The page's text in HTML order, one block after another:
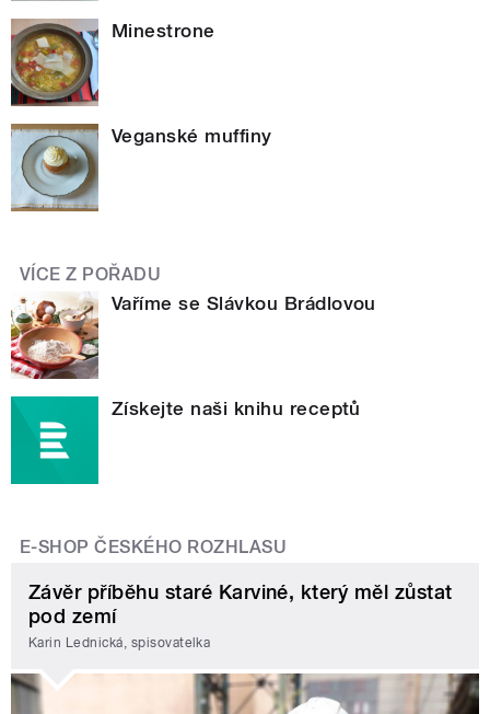
Minestrone
Veganské muffiny
VÍCE Z POŘADU
Vaříme se Slávkou Brádlovou
Získejte naši knihu receptů
E-SHOP ČESKÉHO ROZHLASU
Závěr příběhu staré Karviné, který měl zůstat
pod zemí
Karin Lednická, spisovatelka